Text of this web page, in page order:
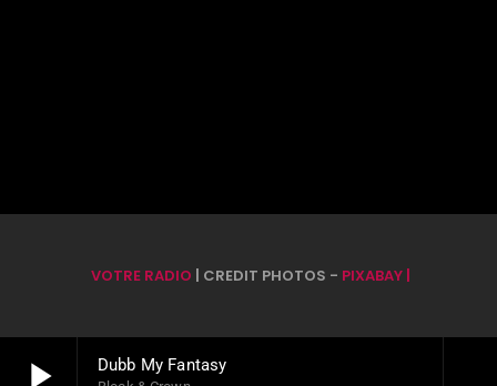
play_arrow Dubb My Fantasy
VOTRE RADIO | CREDIT PHOTOS - PIXABAY |